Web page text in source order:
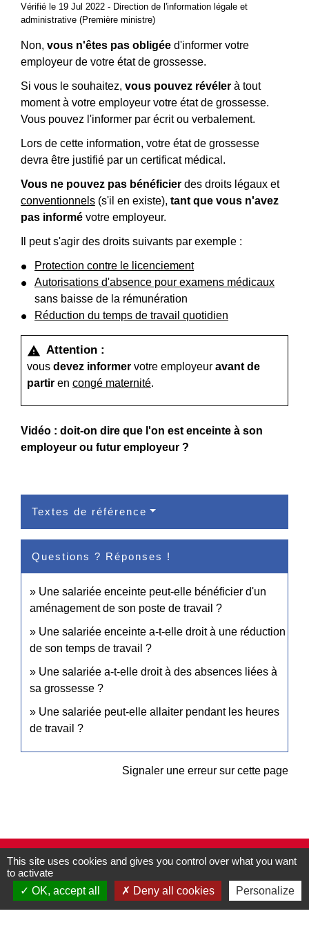
Vérifié le 19 Jul 2022 - Direction de l'information légale et
administrative (Première ministre)
Non, vous n'êtes pas obligée d'informer votre
employeur de votre état de grossesse.
Si vous le souhaitez, vous pouvez révéler à tout
moment à votre employeur votre état de grossesse.
Vous pouvez l'informer par écrit ou verbalement.
Lors de cette information, votre état de grossesse
devra être justifié par un certificat médical.
Vous ne pouvez pas bénéficier des droits légaux et
conventionnels (s'il en existe), tant que vous n'avez
pas informé votre employeur.
Il peut s'agir des droits suivants par exemple :
Protection contre le licenciement
Autorisations d'absence pour examens médicaux
sans baisse de la rémunération
Réduction du temps de travail quotidien
warning Attention :
vous devez informer votre employeur avant de
partir en congé maternité.
Vidéo : doit-on dire que l'on est enceinte à son
employeur ou futur employeur ?
Textes de référence
Questions ? Réponses !
Une salariée enceinte peut-elle bénéficier d'un
aménagement de son poste de travail ?
Une salariée enceinte a-t-elle droit à une réduction
de son temps de travail ?
Une salariée a-t-elle droit à des absences liées à
sa grossesse ?
Une salariée peut-elle allaiter pendant les heures
de travail ?
Signaler une erreur sur cette page
Contacts
Commune de Pullay
2 rue des Rossignols
This site uses cookies and gives you control over what you want
to activate
OK, accept all
Deny all cookies Personalize